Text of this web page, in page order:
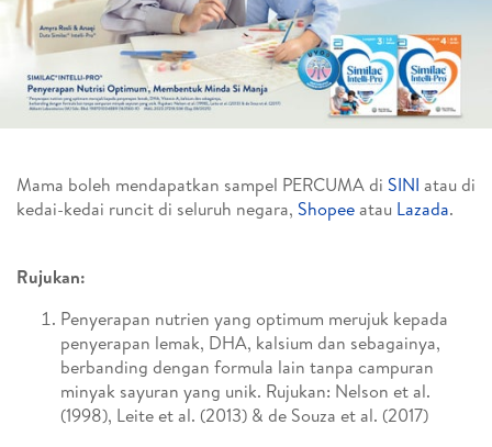
Mama boleh mendapatkan sampel PERCUMA di SINI atau di
kedai-kedai runcit di seluruh negara, Shopeeatau Lazada.
Rujukan:
Penyerapan nutrien yang optimum merujuk kepada
penyerapan lemak, DHA, kalsium dan sebagainya,
berbanding dengan formula lain tanpa campuran
minyak sayuran yang unik. Rujukan: Nelson et al.
(1998), Leite et al. (2013) & de Souza et al. (2017)